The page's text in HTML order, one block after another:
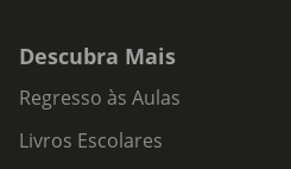
Descubra Mais
Regresso às Aulas
Livros Escolares